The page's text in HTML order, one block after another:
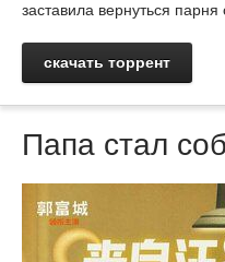
заставила вернуться парня
скачать торрент
Папа стал